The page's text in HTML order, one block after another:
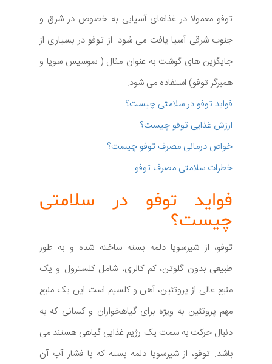
توفو معمولا در غذاهای آسیایی به خصوص در شرق و
جنوب شرقی آسیا یافت می شود. از توفو در بسیاری از
جایگزین های گوشت به عنوان مثال ( سوسیس سویا و
همبرگر توفو) استفاده می شود.
فواید توفو در سلامتی چیست؟
ارزش غذایی توفو چیست؟
خواص درمانی مصرف توفو چیست؟
خطرات سلامتی مصرف توفو
فواید توفو در سلامتی
چیست؟
توفو، از شیرسویا دلمه بسته ساخته شده و به طور
طبیعی بدون گلوتن، کم کالری، شامل کلسترول و یک
منبع عالی از پروتئین، آهن و کلسیم است این یک منبع
مهم پروتئین به ویژه برای گیاهخواران و کسانی که به
دنبال حرکت به سمت یک رژیم غذایی گیاهی هستند می
باشد. توفو، از شیرسویا دلمه بسته که با فشار آب آن